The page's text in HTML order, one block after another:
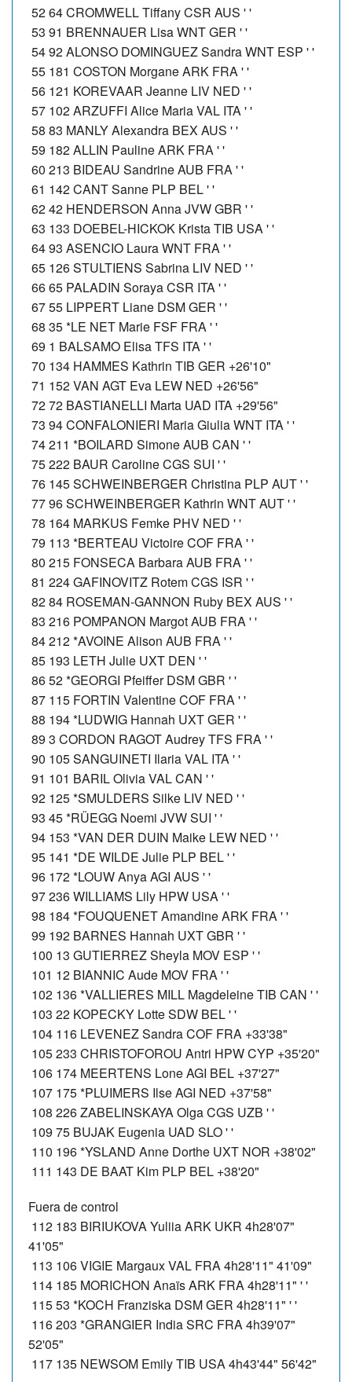
52 64 CROMWELL Tiffany CSR AUS ' '
53 91 BRENNAUER Lisa WNT GER ' '
54 92 ALONSO DOMINGUEZ Sandra WNT ESP ' '
55 181 COSTON Morgane ARK FRA ' '
56 121 KOREVAAR Jeanne LIV NED ' '
57 102 ARZUFFI Alice Maria VAL ITA ' '
58 83 MANLY Alexandra BEX AUS ' '
59 182 ALLIN Pauline ARK FRA ' '
60 213 BIDEAU Sandrine AUB FRA ' '
61 142 CANT Sanne PLP BEL ' '
62 42 HENDERSON Anna JVW GBR ' '
63 133 DOEBEL-HICKOK Krista TIB USA ' '
64 93 ASENCIO Laura WNT FRA ' '
65 126 STULTIENS Sabrina LIV NED ' '
66 65 PALADIN Soraya CSR ITA ' '
67 55 LIPPERT Liane DSM GER ' '
68 35 *LE NET Marie FSF FRA ' '
69 1 BALSAMO Elisa TFS ITA ' '
70 134 HAMMES Kathrin TIB GER +26'10"
71 152 VAN AGT Eva LEW NED +26'56"
72 72 BASTIANELLI Marta UAD ITA +29'56"
73 94 CONFALONIERI Maria Giulia WNT ITA ' '
74 211 *BOILARD Simone AUB CAN ' '
75 222 BAUR Caroline CGS SUI ' '
76 145 SCHWEINBERGER Christina PLP AUT ' '
77 96 SCHWEINBERGER Kathrin WNT AUT ' '
78 164 MARKUS Femke PHV NED ' '
79 113 *BERTEAU Victoire COF FRA ' '
80 215 FONSECA Barbara AUB FRA ' '
81 224 GAFINOVITZ Rotem CGS ISR ' '
82 84 ROSEMAN-GANNON Ruby BEX AUS ' '
83 216 POMPANON Margot AUB FRA ' '
84 212 *AVOINE Alison AUB FRA ' '
85 193 LETH Julie UXT DEN ' '
86 52 *GEORGI Pfeiffer DSM GBR ' '
87 115 FORTIN Valentine COF FRA ' '
88 194 *LUDWIG Hannah UXT GER ' '
89 3 CORDON RAGOT Audrey TFS FRA ' '
90 105 SANGUINETI Ilaria VAL ITA ' '
91 101 BARIL Olivia VAL CAN ' '
92 125 *SMULDERS Silke LIV NED ' '
93 45 *RÜEGG Noemi JVW SUI ' '
94 153 *VAN DER DUIN Maike LEW NED ' '
95 141 *DE WILDE Julie PLP BEL ' '
96 172 *LOUW Anya AGI AUS ' '
97 236 WILLIAMS Lily HPW USA ' '
98 184 *FOUQUENET Amandine ARK FRA ' '
99 192 BARNES Hannah UXT GBR ' '
100 13 GUTIERREZ Sheyla MOV ESP ' '
101 12 BIANNIC Aude MOV FRA ' '
102 136 *VALLIERES MILL Magdeleine TIB CAN ' '
103 22 KOPECKY Lotte SDW BEL ' '
104 116 LEVENEZ Sandra COF FRA +33'38"
105 233 CHRISTOFOROU Antri HPW CYP +35'20"
106 174 MEERTENS Lone AGI BEL +37'27"
107 175 *PLUIMERS Ilse AGI NED +37'58"
108 226 ZABELINSKAYA Olga CGS UZB ' '
109 75 BUJAK Eugenia UAD SLO ' '
110 196 *YSLAND Anne Dorthe UXT NOR +38'02"
111 143 DE BAAT Kim PLP BEL +38'20"
Fuera de control
112 183 BIRIUKOVA Yuliia ARK UKR 4h28'07"
41'05"
113 106 VIGIE Margaux VAL FRA 4h28'11" 41'09"
114 185 MORICHON Anaïs ARK FRA 4h28'11" ' '
115 53 *KOCH Franziska DSM GER 4h28'11" ' '
116 203 *GRANGIER India SRC FRA 4h39'07"
52'05"
117 135 NEWSOM Emily TIB USA 4h43'44" 56'42"